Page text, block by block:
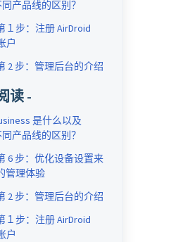
产品线的区别？
１步：注册 AirDroid
户
2 步：管理后台的介绍
读 -
是什么以及
产品线的区别？
6 步：优化设备设置来
管理体验
2 步：管理后台的介绍
１步：注册 AirDroid
户